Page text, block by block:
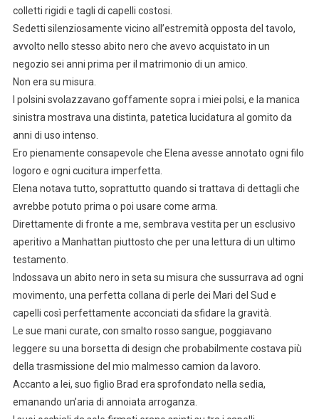
colletti rigidi e tagli di capelli costosi.
Sedetti silenziosamente vicino all’estremità opposta del tavolo,
avvolto nello stesso abito nero che avevo acquistato in un
negozio sei anni prima per il matrimonio di un amico.
Non era su misura.
I polsini svolazzavano goffamente sopra i miei polsi, e la manica
sinistra mostrava una distinta, patetica lucidatura al gomito da
anni di uso intenso.
Ero pienamente consapevole che Elena avesse annotato ogni filo
logoro e ogni cucitura imperfetta.
Elena notava tutto, soprattutto quando si trattava di dettagli che
avrebbe potuto prima o poi usare come arma.
Direttamente di fronte a me, sembrava vestita per un esclusivo
aperitivo a Manhattan piuttosto che per una lettura di un ultimo
testamento.
Indossava un abito nero in seta su misura che sussurrava ad ogni
movimento, una perfetta collana di perle dei Mari del Sud e
capelli così perfettamente acconciati da sfidare la gravità.
Le sue mani curate, con smalto rosso sangue, poggiavano
leggere su una borsetta di design che probabilmente costava più
della trasmissione del mio malmesso camion da lavoro.
Accanto a lei, suo figlio Brad era sprofondato nella sedia,
emanando un’aria di annoiata arroganza.